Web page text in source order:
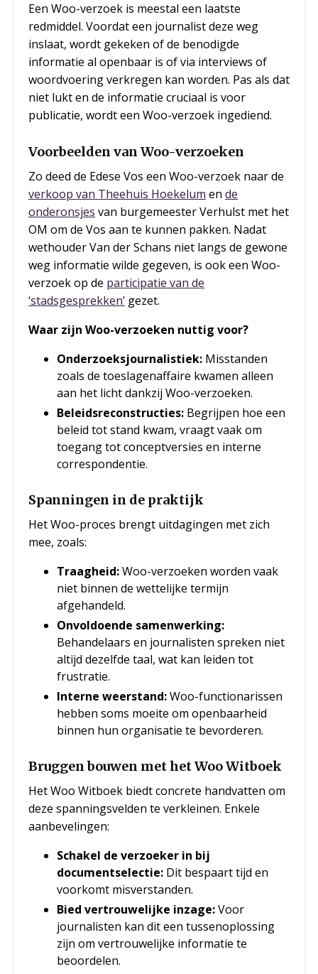
Een Woo-verzoek is meestal een laatste
redmiddel. Voordat een journalist deze weg
inslaat, wordt gekeken of de benodigde
informatie al openbaar is of via interviews of
woordvoering verkregen kan worden. Pas als dat
niet lukt en de informatie cruciaal is voor
publicatie, wordt een Woo-verzoek ingediend.
Voorbeelden van Woo-verzoeken
Zo deed de Edese Vos een Woo-verzoek naar de
verkoop van Theehuis Hoekelum en de
onderonsjes van burgemeester Verhulst met het
OM om de Vos aan te kunnen pakken. Nadat
wethouder Van der Schans niet langs de gewone
weg informatie wilde gegeven, is ook een Woo-
verzoek op de participatie van de
‘stadsgesprekken’ gezet.
Waar zijn Woo-verzoeken nuttig voor?
Onderzoeksjournalistiek: Misstanden
zoals de toeslagenaffaire kwamen alleen
aan het licht dankzij Woo-verzoeken.
Beleidsreconstructies: Begrijpen hoe een
beleid tot stand kwam, vraagt vaak om
toegang tot conceptversies en interne
correspondentie.
Spanningen in de praktijk
Het Woo-proces brengt uitdagingen met zich
mee, zoals:
Traagheid:Woo-verzoeken worden vaak
niet binnen de wettelijke termijn
afgehandeld.
Onvoldoende samenwerking:
Behandelaars en journalisten spreken niet
altijd dezelfde taal, wat kan leiden tot
frustratie.
Interne weerstand:Woo-functionarissen
hebben soms moeite om openbaarheid
binnen hun organisatie te bevorderen.
Bruggen bouwen met het Woo Witboek
Het Woo Witboek biedt concrete handvatten om
deze spanningsvelden te verkleinen. Enkele
aanbevelingen:
Schakel de verzoeker in bij
documentselectie: Dit bespaart tijd en
voorkomt misverstanden.
Bied vertrouwelijke inzage:Voor
journalisten kan dit een tussenoplossing
zijn om vertrouwelijke informatie te
beoordelen.